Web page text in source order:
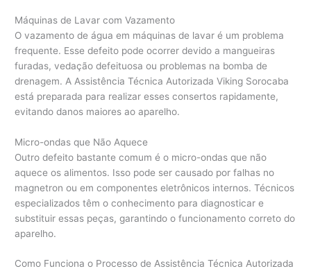
Máquinas de Lavar com Vazamento
O vazamento de água em máquinas de lavar é um problema
frequente. Esse defeito pode ocorrer devido a mangueiras
furadas, vedação defeituosa ou problemas na bomba de
drenagem. A Assistência Técnica Autorizada Viking Sorocaba
está preparada para realizar esses consertos rapidamente,
evitando danos maiores ao aparelho.
Micro-ondas que Não Aquece
Outro defeito bastante comum é o micro-ondas que não
aquece os alimentos. Isso pode ser causado por falhas no
magnetron ou em componentes eletrônicos internos. Técnicos
especializados têm o conhecimento para diagnosticar e
substituir essas peças, garantindo o funcionamento correto do
aparelho.
Como Funciona o Processo de Assistência Técnica Autorizada